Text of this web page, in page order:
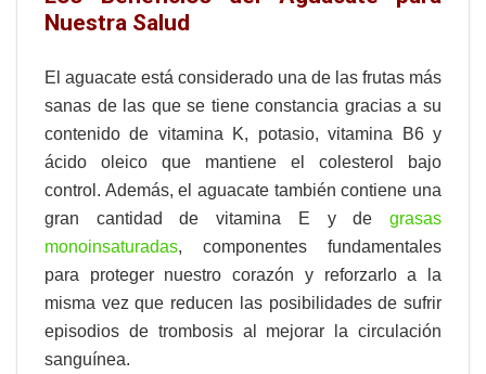
Nuestra Salud
El aguacate está considerado una de las frutas más
sanas de las que se tiene constancia gracias a su
contenido de vitamina K, potasio, vitamina B6 y
ácido oleico que mantiene el colesterol bajo
control. Además, el aguacate también contiene una
gran cantidad de vitamina E y de grasas
monoinsaturadas, componentes fundamentales
para proteger nuestro corazón y reforzarlo a la
misma vez que reducen las posibilidades de sufrir
episodios de trombosis al mejorar la circulación
sanguínea.